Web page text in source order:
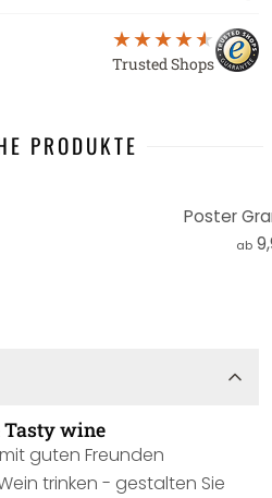
Trusted Shops
PRODUKTE
Poster
ab
Tasty wine
guten Freunden
trinken - gestalten Sie